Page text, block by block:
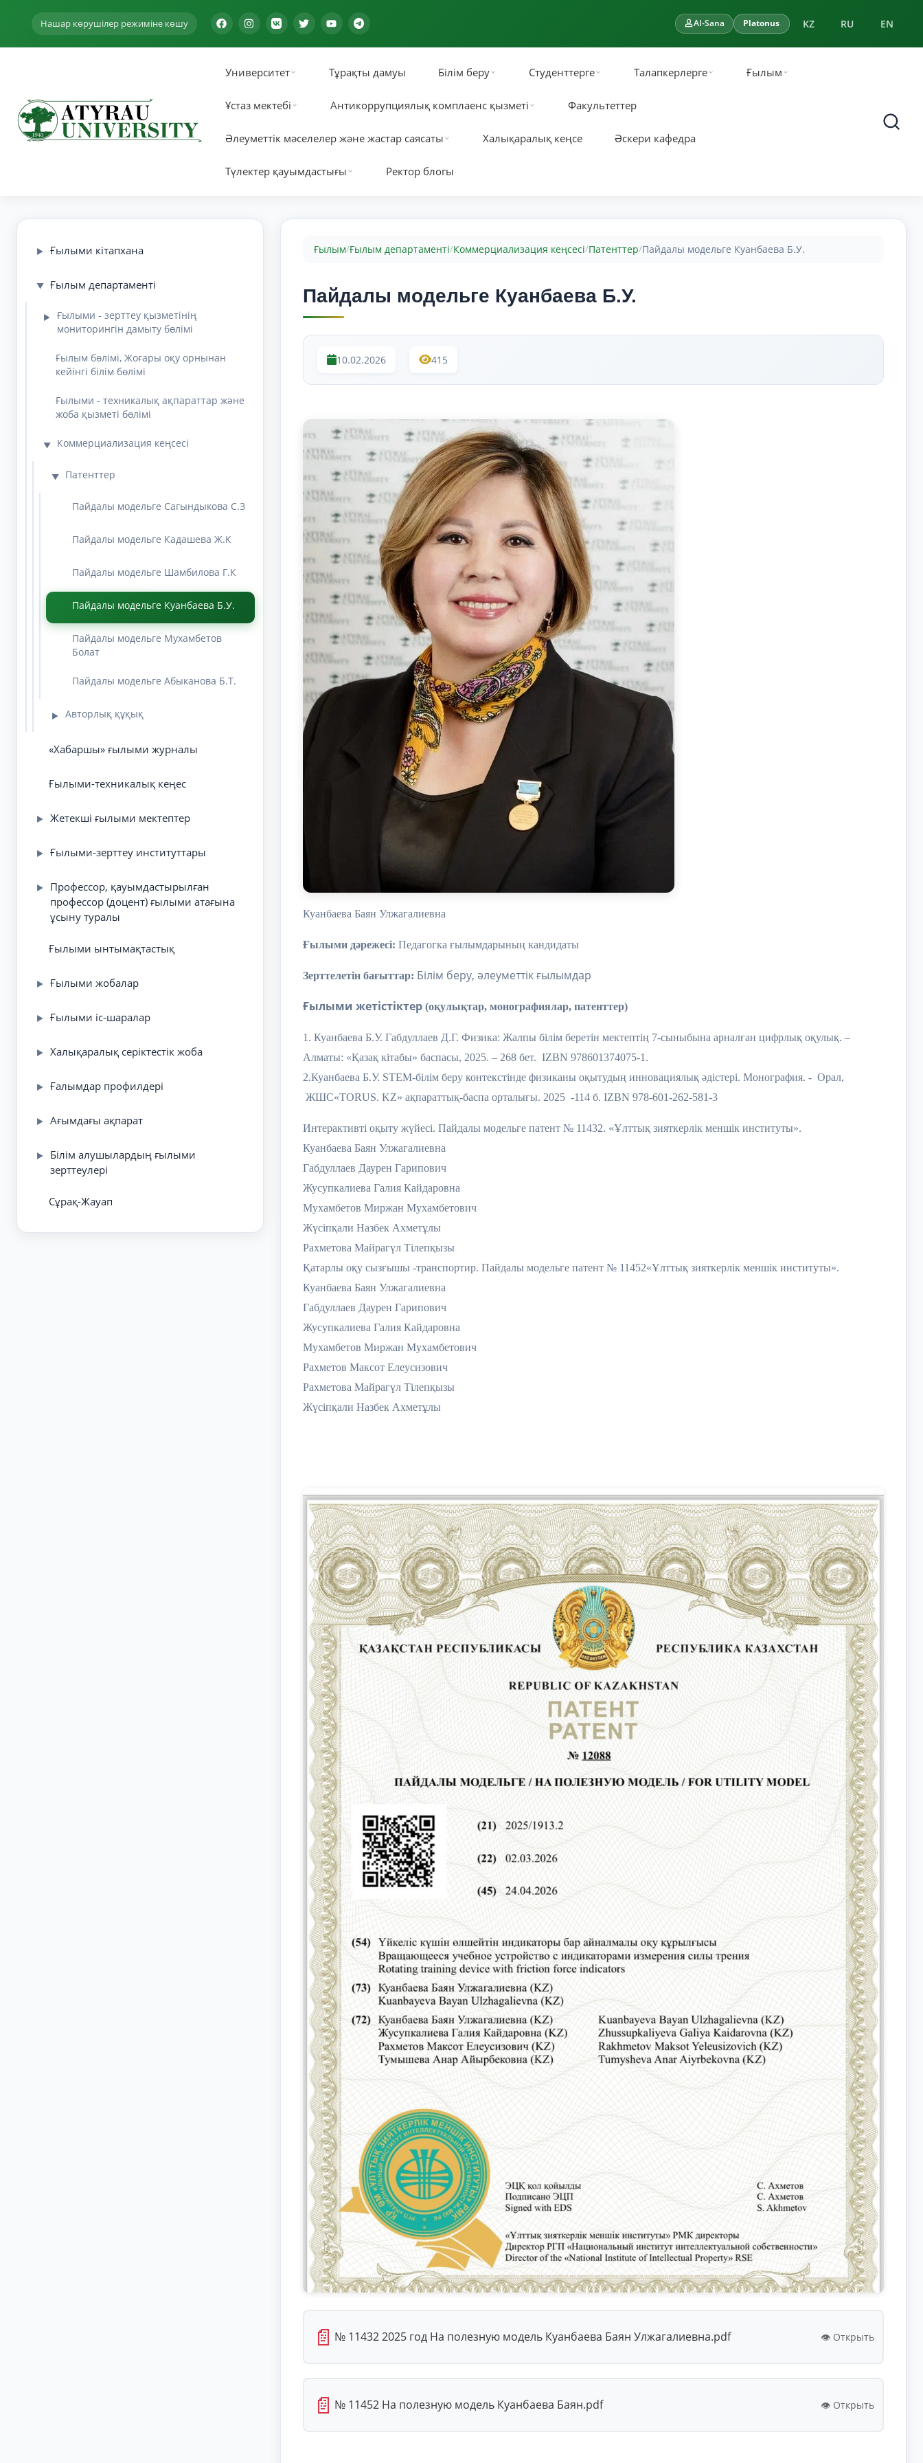
Нашар көрушілер режиміне көшу AI-Sana Platonus KZ RU EN
Университет Тұрақты дамуы Білім беру Студенттерге Талапкерлерге Ғылым
Ұстаз мектебі Антикоррупциялық комплаенс қызметі Факультеттер
Әлеуметтік мәселелер және жастар саясаты Халықаралық кеңсе Әскери кафедра
Түлектер қауымдастығы Ректор блогы
▶ Ғылыми кітапхана
▼ Ғылым департаменті
▶
Ғылыми - зерттеу қызметінің
мониторингін дамыту бөлімі
Ғылым бөлімі, Жоғары оқу орнынан
кейінгі білім бөлімі
Ғылыми - техникалық ақпараттар және
жоба қызметі бөлімі
▼ Коммерциализация кеңсесі
▼ Патенттер
Пайдалы модельге Сагындыкова С.З
Пайдалы модельге Кадашева Ж.К
Пайдалы модельге Шамбилова Г.К
Пайдалы модельге Куанбаева Б.У.
Пайдалы модельге Мухамбетов
Болат
Пайдалы модельге Абыканова Б.Т.
▶ Авторлық құқық
«Хабаршы» ғылыми журналы
Ғылыми-техникалық кеңес
▶ Жетекші ғылыми мектептер
▶ Ғылыми-зерттеу институттары
▶
Профессор, қауымдастырылған
профессор (доцент) ғылыми атағына
ұсыну туралы
Ғылыми ынтымақтастық
▶ Ғылыми жобалар
▶ Ғылыми іс-шаралар
▶ Халықаралық серіктестік жоба
▶ Ғалымдар профилдері
▶ Ағымдағы ақпарат
▶
Білім алушылардың ғылыми
зерттеулері
Сұрақ-Жауап
Ғылым/Ғылым департаменті/Коммерциализация кеңсесі/Патенттер/Пайдалы модельге Куанбаева Б.У.
Пайдалы модельге Куанбаева Б.У.
10.02.2026 415
Куанбаева Баян Улжагалиевна
Ғылыми дәрежесі: Педагогка ғылымдарының кандидаты
Зерттелетін бағыттар: Білім беру, әлеуметтік ғылымдар
Ғылыми жетістіктер (оқулықтар, монографиялар, патенттер)
1. Куанбаева Б.У. Габдуллаев Д.Г. Физика: Жалпы білім беретін мектептің 7-сыныбына арналған цифрлық оқулық. –
Алматы: «Қазақ кітабы» баспасы, 2025. – 268 бет. IZBN 978601374075-1.
2.Куанбаева Б.У. STEM-білім беру контекстінде физиканы оқытудың инновациялық әдістері. Монография. - Орал,
ЖШС«TORUS. KZ» ақпараттық-баспа орталығы. 2025 -114 б. IZBN 978-601-262-581-3
Интерактивті оқыту жүйесі. Пайдалы модельге патент № 11432. «Ұлттық зияткерлік меншік институты».
Куанбаева Баян Улжагалиевна
Габдуллаев Даурен Гарипович
Жусупкалиева Галия Кайдаровна
Мухамбетов Миржан Мухамбетович
Жүсіпқали Назбек Ахметұлы
Рахметова Майрагүл Тілепқызы
Қатарлы оқу сызғышы -транспортир. Пайдалы модельге патент № 11452«Ұлттық зияткерлік меншік институты».
Куанбаева Баян Улжагалиевна
Габдуллаев Даурен Гарипович
Жусупкалиева Галия Кайдаровна
Мухамбетов Миржан Мухамбетович
Рахметов Максот Елеусизович
Рахметова Майрагүл Тілепқызы
Жүсіпқали Назбек Ахметұлы
📄 № 11432 2025 год На полезную модель Куанбаева Баян Улжагалиевна.pdf 👁️ Открыть
📄 № 11452 На полезную модель Куанбаева Баян.pdf 👁️ Открыть